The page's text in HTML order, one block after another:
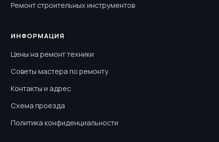
Ремонт строительных инструментов
ИНФОРМАЦИЯ
Цены на ремонт техники
Советы мастера по ремонту
Контакты и адрес
Схема проезда
Политика конфиденциальности